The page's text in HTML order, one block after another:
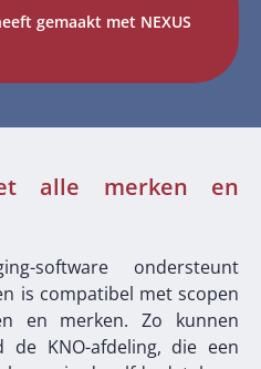
gemaakt met NEXUS
alle merken en
software ondersteunt
is compatibel met scopen
en merken. Zo kunnen
de KNO-afdeling, die een